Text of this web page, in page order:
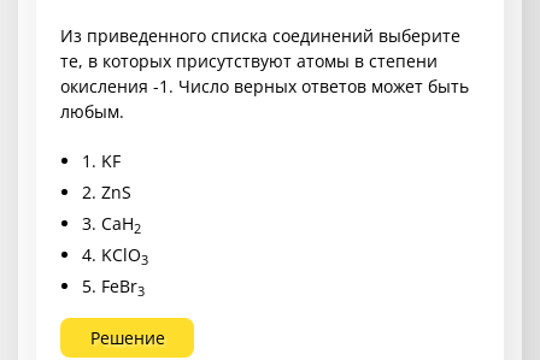
Из приведенного списка соединений выберите
те, в которых присутствуют атомы в степени
окисления -1. Число верных ответов может быть
любым.
1. KF
2. ZnS
3. CaH2
4. KClO3
5. FeBr3
Решение